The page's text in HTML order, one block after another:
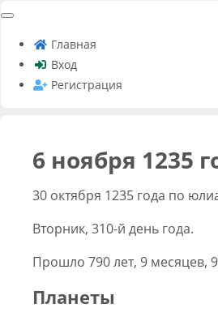
Главная
Вход
Регистрация
6 ноября 1235
30 октября 1235 года по
Вторник, 310-й день года.
Прошло 790 лет, 9 месяцев,
Планеты